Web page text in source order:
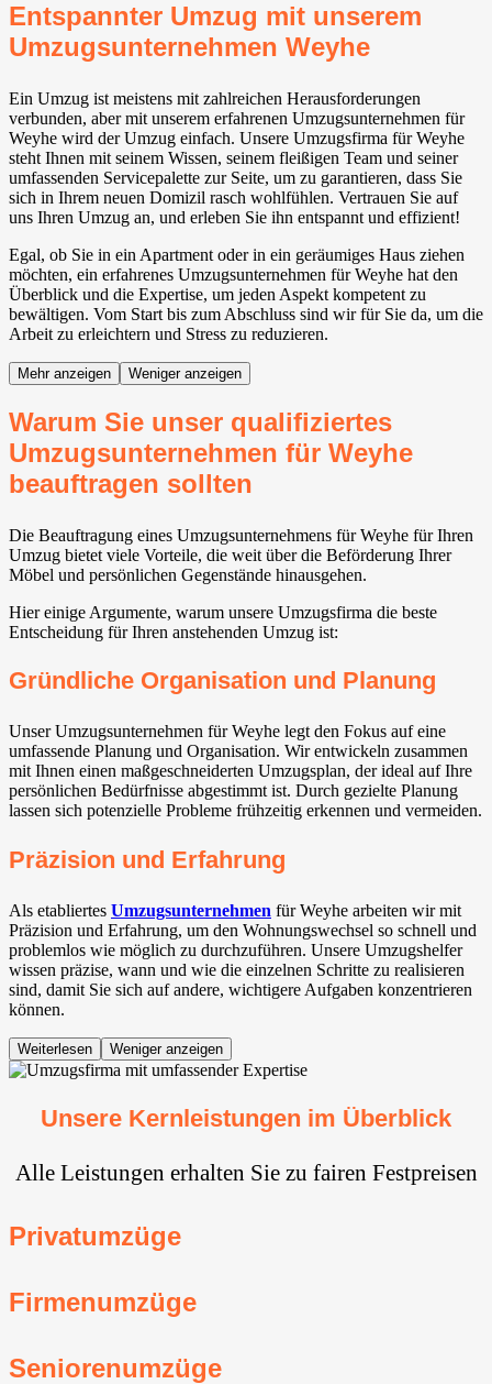
Entspannter Umzug mit unserem
Umzugsunternehmen Weyhe⁠
Ein Umzug ist meistens mit zahlreichen Herausforderungen
verbunden, aber mit unserem erfahrenen Umzugsunternehmen für
Weyhe⁠ wird der Umzug einfach. Unsere Umzugsfirma für Weyhe⁠
steht Ihnen mit seinem Wissen, seinem fleißigen Team und seiner
umfassenden Servicepalette zur Seite, um zu garantieren, dass Sie
sich in Ihrem neuen Domizil rasch wohlfühlen. Vertrauen Sie auf
uns Ihren Umzug an, und erleben Sie ihn entspannt und effizient!
Egal, ob Sie in ein Apartment oder in ein geräumiges Haus ziehen
möchten, ein erfahrenes Umzugsunternehmen für Weyhe⁠ hat den
Überblick und die Expertise, um jeden Aspekt kompetent zu
bewältigen. Vom Start bis zum Abschluss sind wir für Sie da, um die
Arbeit zu erleichtern und Stress zu reduzieren.
Mehr anzeigen Weniger anzeigen
Warum Sie unser qualifiziertes
Umzugsunternehmen für Weyhe⁠
beauftragen sollten
Die Beauftragung eines Umzugsunternehmens für Weyhe⁠ für Ihren
Umzug bietet viele Vorteile, die weit über die Beförderung Ihrer
Möbel und persönlichen Gegenstände hinausgehen.
Hier einige Argumente, warum unsere Umzugsfirma die beste
Entscheidung für Ihren anstehenden Umzug ist:
Gründliche Organisation und Planung
Unser Umzugsunternehmen für Weyhe⁠ legt den Fokus auf eine
umfassende Planung und Organisation. Wir entwickeln zusammen
mit Ihnen einen maßgeschneiderten Umzugsplan, der ideal auf Ihre
persönlichen Bedürfnisse abgestimmt ist. Durch gezielte Planung
lassen sich potenzielle Probleme frühzeitig erkennen und vermeiden.
Präzision und Erfahrung
Als etabliertes Umzugsunternehmen für Weyhe⁠ arbeiten wir mit
Präzision und Erfahrung, um den Wohnungswechsel so schnell und
problemlos wie möglich zu durchzuführen. Unsere Umzugshelfer
wissen präzise, wann und wie die einzelnen Schritte zu realisieren
sind, damit Sie sich auf andere, wichtigere Aufgaben konzentrieren
können.
Weiterlesen Weniger anzeigen
Unsere Kernleistungen im Überblick
Alle Leistungen erhalten Sie zu fairen Festpreisen
Privatumzüge
Firmenumzüge
Seniorenumzüge